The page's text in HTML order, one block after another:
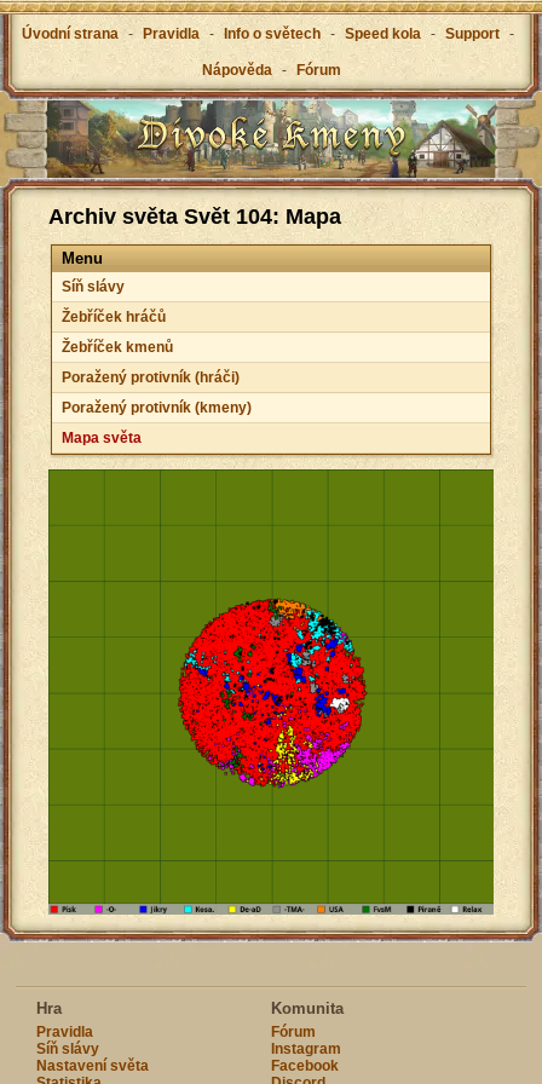
Úvodní strana - Pravidla - Info o světech - Speed kola - Support -
Nápověda - Fórum
Archiv světa Svět 104: Mapa
Menu
Síň slávy
Žebříček hráčů
Žebříček kmenů
Poražený protivník (hráči)
Poražený protivník (kmeny)
Mapa světa
Hra
Pravidla
Síň slávy
Nastavení světa
Komunita
Fórum
Instagram
Facebook